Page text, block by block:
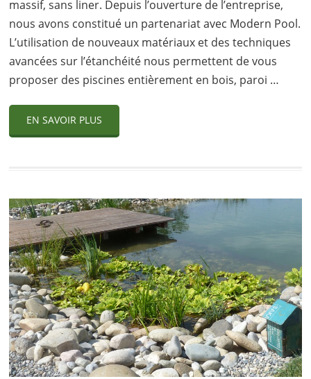
massif, sans liner. Depuis l’ouverture de l’entreprise,
nous avons constitué un partenariat avec Modern Pool.
L’utilisation de nouveaux matériaux et des techniques
avancées sur l’étanchéité nous permettent de vous
proposer des piscines entièrement en bois, paroi …
EN SAVOIR PLUS